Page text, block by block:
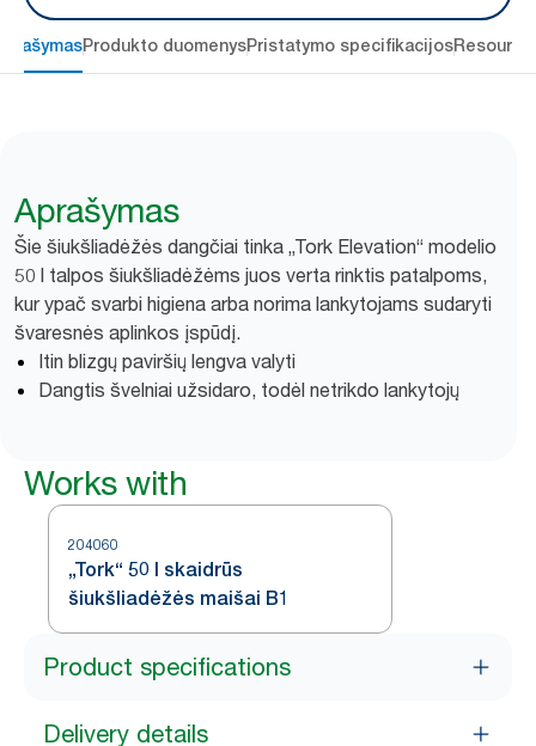
Produkto duomenysPristatymo specifikacijos
Aprašymas
Šie šiukšliadėžės dangčiai tinka „Tork Elevation“ modelio
50 l talpos šiukšliadėžėms juos verta rinktis patalpoms,
kur ypač svarbi higiena arba norima lankytojams sudaryti
švaresnės aplinkos įspūdį.
Itin blizgų paviršių lengva valyti
Dangtis švelniai užsidaro, todėl netrikdo lankytojų
Works with
204060
„Tork“ 50 l skaidrūs
šiukšliadėžės maišai B1
Product specifications
Delivery details